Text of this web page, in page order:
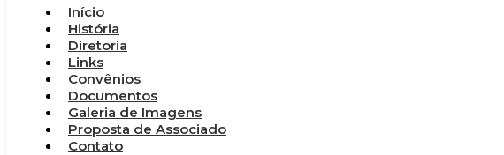
Início
História
Diretoria
Links
Convênios
Documentos
Galeria de Imagens
Proposta de Associado
Contato